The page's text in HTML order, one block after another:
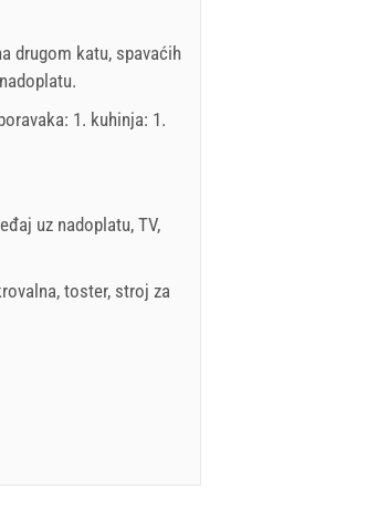
drugom katu, spavaćih
1. kuhinja: 1.
uz nadoplatu, TV,
, toster, stroj za